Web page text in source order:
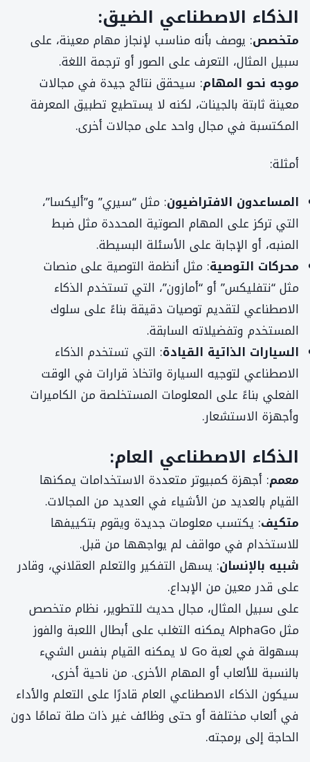
الذكاء الاصطناعي الضيق:
متخصص: يوصف بأنه مناسب لإنجاز مهام معينة، على
سبيل المثال، التعرف على الصور أو ترجمة اللغة.
موجه نحو المهام: سيحقق نتائج جيدة في مجالات
معينة ثابتة بالجينات، لكنه لا يستطيع تطبيق المعرفة
المكتسبة في مجال واحد على مجالات أخرى.
أمثلة:
المساعدون الافتراضيون: مثل “سيري” و”أليكسا”،
التي تركز على المهام الصوتية المحددة مثل ضبط
المنبه، أو الإجابة على الأسئلة البسيطة.
محركات التوصية: مثل أنظمة التوصية على منصات
مثل “نتفليكس” أو “أمازون”، التي تستخدم الذكاء
الاصطناعي لتقديم توصيات دقيقة بناءً على سلوك
المستخدم وتفضيلاته السابقة.
السيارات الذاتية القيادة: التي تستخدم الذكاء
الاصطناعي لتوجيه السيارة واتخاذ قرارات في الوقت
الفعلي بناءً على المعلومات المستخلصة من الكاميرات
وأجهزة الاستشعار.
الذكاء الاصطناعي العام:
معمم: أجهزة كمبيوتر متعددة الاستخدامات يمكنها
القيام بالعديد من الأشياء في العديد من المجالات.
متكيف: يكتسب معلومات جديدة ويقوم بتكييفها
للاستخدام في مواقف لم يواجهها من قبل.
شبيه بالإنسان: يسهل التفكير والتعلم العقلاني، وقادر
على قدر معين من الإبداع.
على سبيل المثال، مجال حديث للتطوير، نظام متخصص
مثل AlphaGo يمكنه التغلب على أبطال اللعبة والفوز
بسهولة في لعبة Go لا يمكنه القيام بنفس الشيء
بالنسبة للألعاب أو المهام الأخرى. من ناحية أخرى،
سيكون الذكاء الاصطناعي العام قادرًا على التعلم والأداء
في ألعاب مختلفة أو حتى وظائف غير ذات صلة تمامًا دون
الحاجة إلى برمجته.